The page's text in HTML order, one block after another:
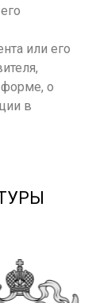
или его
форме, о
в